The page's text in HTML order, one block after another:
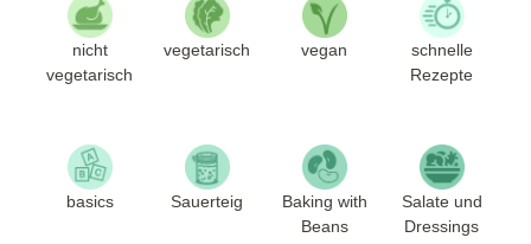
nicht
vegetarisch
vegetarisch vegan
schnelle
Rezepte
basics Sauerteig
Baking with
Beans
Salate und
Dressings